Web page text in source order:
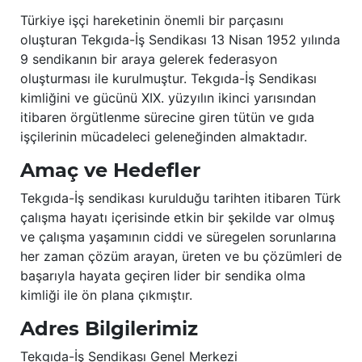
Türkiye işçi hareketinin önemli bir parçasını
oluşturan Tekgıda-İş Sendikası 13 Nisan 1952 yılında
9 sendikanın bir araya gelerek federasyon
oluşturması ile kurulmuştur. Tekgıda-İş Sendikası
kimliğini ve gücünü XIX. yüzyılın ikinci yarısından
itibaren örgütlenme sürecine giren tütün ve gıda
işçilerinin mücadeleci geleneğinden almaktadır.
Amaç ve Hedefler
Tekgıda-İş sendikası kurulduğu tarihten itibaren Türk
çalışma hayatı içerisinde etkin bir şekilde var olmuş
ve çalışma yaşamının ciddi ve süregelen sorunlarına
her zaman çözüm arayan, üreten ve bu çözümleri de
başarıyla hayata geçiren lider bir sendika olma
kimliği ile ön plana çıkmıştır.
Adres Bilgilerimiz
Tekgıda-İş Sendikası Genel Merkezi